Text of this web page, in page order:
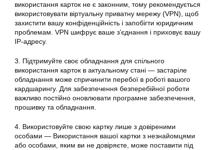
використання карток не є законним, тому рекомендується
використовувати віртуальну приватну мережу (VPN), щоб
захистити вашу конфіденційність і запобігти юридичним
проблемам. VPN шифрує ваше з’єднання і приховує вашу
IP-адресу.
3. Підтримуйте своє обладнання для спільного
використання карток в актуальному стані — застаріле
обладнання може спричинити перебої в роботі вашого
кардшарингу. Для забезпечення безперебійної роботи
важливо постійно оновлювати програмне забезпечення,
прошивку та обладнання.
4. Використовуйте свою картку лише з довіреними
особами — Використання вашої картки з незнайомцями
або особами, яким ви не довіряєте, може поставити під